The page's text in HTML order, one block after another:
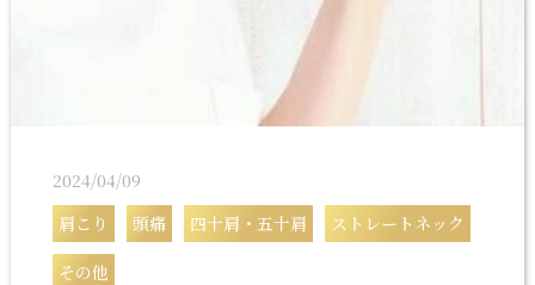
2024/04/09
肩こり
頭痛 四十肩・五十肩 ストレートネック
その他